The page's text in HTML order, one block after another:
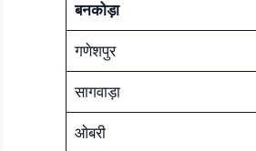
बनकोड़ा
गणेशपुर
सागवाड़ा
ओबरी